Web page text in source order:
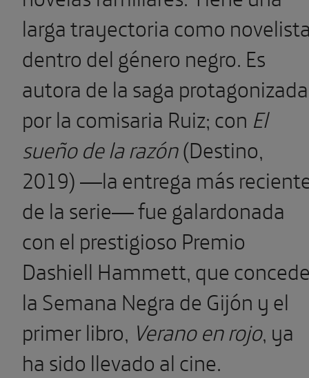
larga trayectoria como
dentro del género negro. Es
autora de la saga protagonizada
por la comisaria Ruiz; con El
sueño de la razón(Destino,
2019)—la entrega más
de la serie— fue galardonada
con el prestigioso Premio
Dashiell Hammett, que
la Semana Negra de Gijón y el
primer libro, Verano en rojo, ya
ha sido llevado al cine.